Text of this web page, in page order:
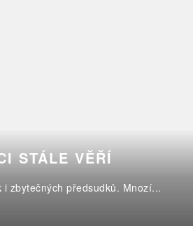
STÁLE VĚŘÍ
zbytečných předsudků. Mnozí...